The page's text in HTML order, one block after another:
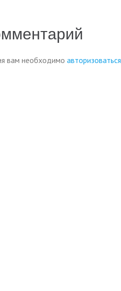
вам необходимо авторизоваться